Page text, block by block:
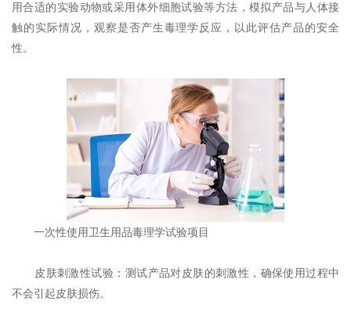
用合适的实验动物或采用体外细胞试验等方法，模拟产品与人体接
触的实际情况，观察是否产生毒理学反应，以此评估产品的安全
性。
一次性使用卫生用品毒理学试验项目
‌皮肤刺激性试验‌：测试产品对皮肤的刺激性，确保使用过程中
不会引起皮肤损伤‌。